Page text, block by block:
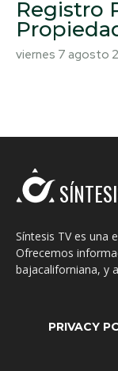
Registro
viernes 7 agosto
Síntesis TV es una
Ofrecemos
bajacaliforniana, y
PRIVACY